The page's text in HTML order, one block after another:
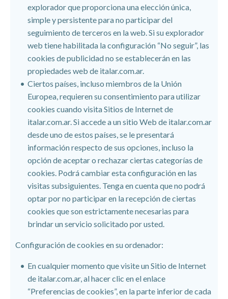
explorador que proporciona una elección única,
simple y persistente para no participar del
seguimiento de terceros en la web. Si su explorador
web tiene habilitada la configuración “No seguir”, las
cookies de publicidad no se establecerán en las
propiedades web de italar.com.ar.
Ciertos países, incluso miembros de la Unión
Europea, requieren su consentimiento para utilizar
cookies cuando visita Sitios de Internet de
italar.com.ar. Si accede a un sitio Web de italar.com.ar
desde uno de estos países, se le presentará
información respecto de sus opciones, incluso la
opción de aceptar o rechazar ciertas categorías de
cookies. Podrá cambiar esta configuración en las
visitas subsiguientes. Tenga en cuenta que no podrá
optar por no participar en la recepción de ciertas
cookies que son estrictamente necesarias para
brindar un servicio solicitado por usted.
Configuración de cookies en su ordenador:
En cualquier momento que visite un Sitio de Internet
de italar.com.ar, al hacer clic en el enlace
“Preferencias de cookies”, en la parte inferior de cada